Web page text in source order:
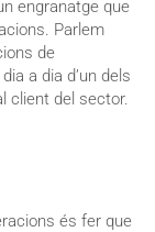
engranatge que
Parlem
de
a dia d’un dels
client del sector.
és fer que